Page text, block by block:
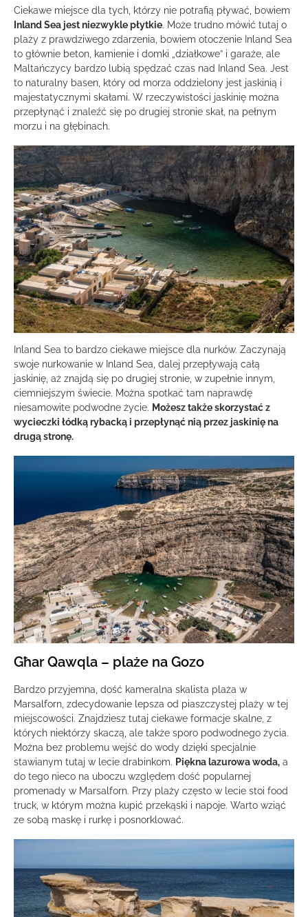
Ciekawe miejsce dla tych, którzy nie potrafią pływać, bowiem
Inland Sea jest niezwykle płytkie. Może trudno mówić tutaj o
plaży z prawdziwego zdarzenia, bowiem otoczenie Inland Sea
to głównie beton, kamienie i domki „działkowe” i garaże, ale
Maltańczycy bardzo lubią spędzać czas nad Inland Sea. Jest
to naturalny basen, który od morza oddzielony jest jaskinią i
majestatycznymi skałami. W rzeczywistości jaskinię można
przepłynąć i znaleźć się po drugiej stronie skał, na pełnym
morzu i na głębinach.
Inland Sea to bardzo ciekawe miejsce dla nurków. Zaczynają
swoje nurkowanie w Inland Sea, dalej przepływają całą
jaskinię, aż znajdą się po drugiej stronie, w zupełnie innym,
ciemniejszym świecie. Można spotkać tam naprawdę
niesamowite podwodne życie. Możesz także skorzystać z
wycieczki łódką rybacką i przepłynąć nią przez jaskinię na
drugą stronę.
Għar Qawqla – plaże na Gozo
Bardzo przyjemna, dość kameralna skalista plaża w
Marsalforn, zdecydowanie lepsza od piaszczystej plaży w tej
miejscowości. Znajdziesz tutaj ciekawe formacje skalne, z
których niektórzy skaczą, ale także sporo podwodnego życia.
Można bez problemu wejść do wody dzięki specjalnie
stawianym tutaj w lecie drabinkom. Piękna lazurowa woda, a
do tego nieco na uboczu względem dość popularnej
promenady w Marsalforn. Przy plaży często w lecie stoi food
truck, w którym można kupić przekąski i napoje. Warto wziąć
ze sobą maskę i rurkę i posnorklować.